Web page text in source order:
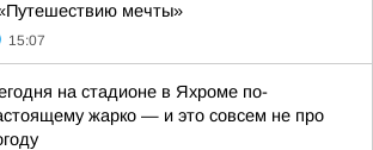
мечты»
15:07
на стадионе в Яхроме по-
жарко — и это совсем не про